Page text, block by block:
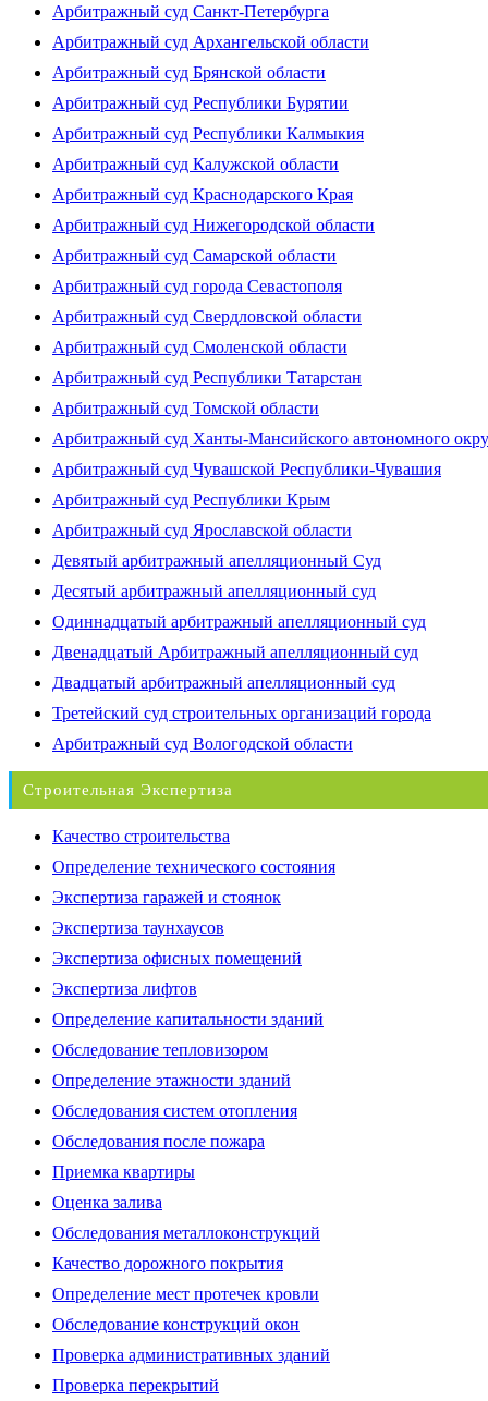
Арбитражный суд Санкт-Петербурга
Арбитражный суд Архангельской области
Арбитражный суд Брянской области
Арбитражный суд Республики Бурятии
Арбитражный суд Республики Калмыкия
Арбитражный суд Калужской области
Арбитражный суд Краснодарского Края
Арбитражный суд Нижегородской области
Арбитражный суд Самарской области
Арбитражный суд города Севастополя
Арбитражный суд Свердловской области
Арбитражный суд Смоленской области
Арбитражный суд Республики Татарстан
Арбитражный суд Томской области
Арбитражный суд Ханты-Мансийского автономного
Арбитражный суд Чувашской Республики-Чувашия
Арбитражный суд Республики Крым
Арбитражный суд Ярославской области
Девятый арбитражный апелляционный Суд
Десятый арбитражный апелляционный суд
Одиннадцатый арбитражный апелляционный суд
Двенадцатый Арбитражный апелляционный суд
Двадцатый арбитражный апелляционный суд
Третейский суд строительных организаций города
Арбитражный суд Вологодской области
Строительная Экспертиза
Качество строительства
Определение технического состояния
Экспертиза гаражей и стоянок
Экспертиза таунхаусов
Экспертиза офисных помещений
Экспертиза лифтов
Определение капитальности зданий
Обследование тепловизором
Определение этажности зданий
Обследования систем отопления
Обследования после пожара
Приемка квартиры
Оценка залива
Обследования металлоконструкций
Качество дорожного покрытия
Определение мест протечек кровли
Обследование конструкций окон
Проверка административных зданий
Проверка перекрытий